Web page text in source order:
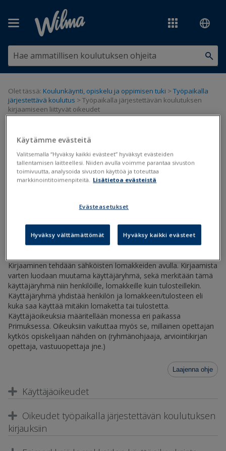
Olet tässä: Koulunkäynti, opiskelu ja oppimisen tuki >Työpaikalla
järjestettävä koulutus >Työpaikalla järjestettävän koulutuksen
kirjaamiseen liittyvät oikeudet
Työpaikalla järjestettävän
koulutuksen kirjaamiseen liittyvät
oikeudet
Työpaikalla järjestettävä koulutus
Opettajat, työpaikkaohjaajat ja opiskelijat itse voivat kirjata
Kirjaaminen tehdään sähköisten lomakkeiden avulla. Kirjaamista
varten luodaan muutama käyttäjäryhmä, sekä merkitään tämä
käyttäjäryhmä niin henkilöille, lomakkeille kuin tulosteillekin.
Käyttäjäryhmä yhdistää henkilön ja lomakkeen/tulosteen eli
kuka saa käyttää mitäkin lomaketta tai tulostetta.
Käyttäjäoikeuksia määritellään monessa eri paikassa
Primuksessa. Oikeuksiin vaikuttaa myös se, millainen opettajan
kytkös opiskelijaan nähden on (ryhmänohjaaja, arviointikirjan
opettaja, vastuuopettaja jne.)
Laajenna ohje
Käyttäjäoikeudet
Oikeudet työpaikalla järjestettävän koulutuksen
kirjauksiin
Käytämme evästeitä
Valitsemalla “Hyväksy kaikki evästeet” hyväksyt evästeiden
tallentamisen laitteellesi. Niiden avulla voimme parantaa sivuston
toimivuutta, analysoida sivuston käyttöä ja toteuttaa
markkinointitoimenpiteitä. Lisätietoa evästeistä
Evästeasetukset
Hyväksy välttämättömät Hyväksy kaikki evästeet